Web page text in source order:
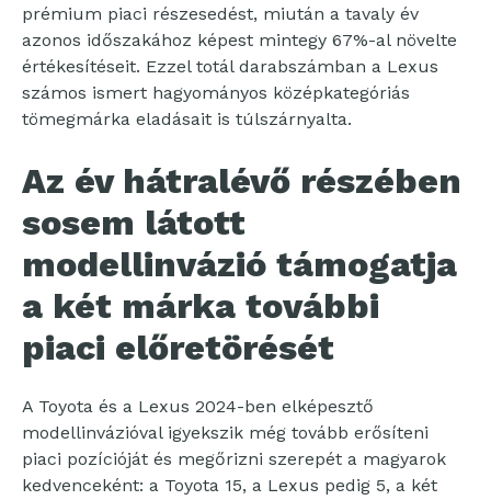
prémium piaci részesedést, miután a tavaly év
azonos időszakához képest mintegy 67%-al növelte
értékesítéseit. Ezzel totál darabszámban a Lexus
számos ismert hagyományos középkategóriás
tömegmárka eladásait is túlszárnyalta.
Az év hátralévő részében
sosem látott
modellinvázió támogatja
a két márka további
piaci előretörését
A Toyota és a Lexus 2024-ben elképesztő
modellinvázióval igyekszik még tovább erősíteni
piaci pozícióját és megőrizni szerepét a magyarok
kedvenceként: a Toyota 15, a Lexus pedig 5, a két